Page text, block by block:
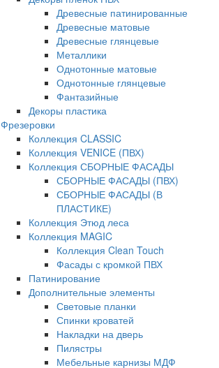
Древесные патинированные
Древесные матовые
Древесные глянцевые
Металлики
Однотонные матовые
Однотонные глянцевые
Фантазийные
Декоры пластика
Фрезеровки
Коллекция CLASSIC
Коллекция VENICE (ПВХ)
Коллекция СБОРНЫЕ ФАСАДЫ
СБОРНЫЕ ФАСАДЫ (ПВХ)
СБОРНЫЕ ФАСАДЫ (В
ПЛАСТИКЕ)
Коллекция Этюд леса
Коллекция MAGIC
Коллекция Clean Touch
Фасады с кромкой ПВХ
Патинирование
Дополнительные элементы
Световые планки
Спинки кроватей
Накладки на дверь
Пилястры
Мебельные карнизы МДФ